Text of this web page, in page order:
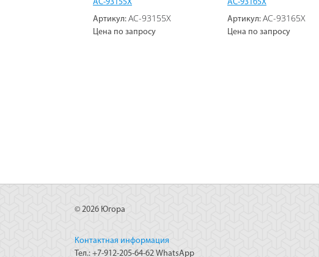
AC-93155X
Артикул: AC-93155X
Цена по запросу
AC-93165X
Артикул: AC-93165X
Цена по запросу
© 2026 Югора
Контактная информация
Тел.: +7-912-205-64-62 WhatsApp